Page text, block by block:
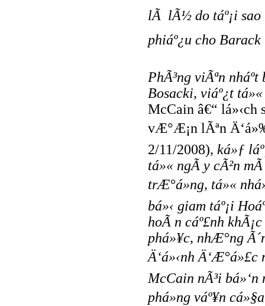
lÃ lÃ½ do táº¡i sao
phiáº¿u cho Barack
PhÃ³ng viÃªn
Bosacki, viáº¿t
McCain â€“ lá»‹ch
vÆ°Æ¡n lÃªn
2/11/2008), ká»ƒ
tá»« ngÃ y cÃ²n
trÆ°á»ng, tá»«
bá»‹ giam táº¡i
hoÃ n cáº£nh
phá»¥c, nhÆ°ng
Ä‘á»‹nh Ä‘Æ°á»£c
McCain nÃ³i
phá»ng váº¥n